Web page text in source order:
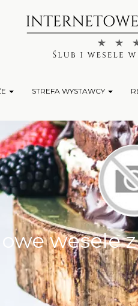
STREFA WYSTAWCY
wesele